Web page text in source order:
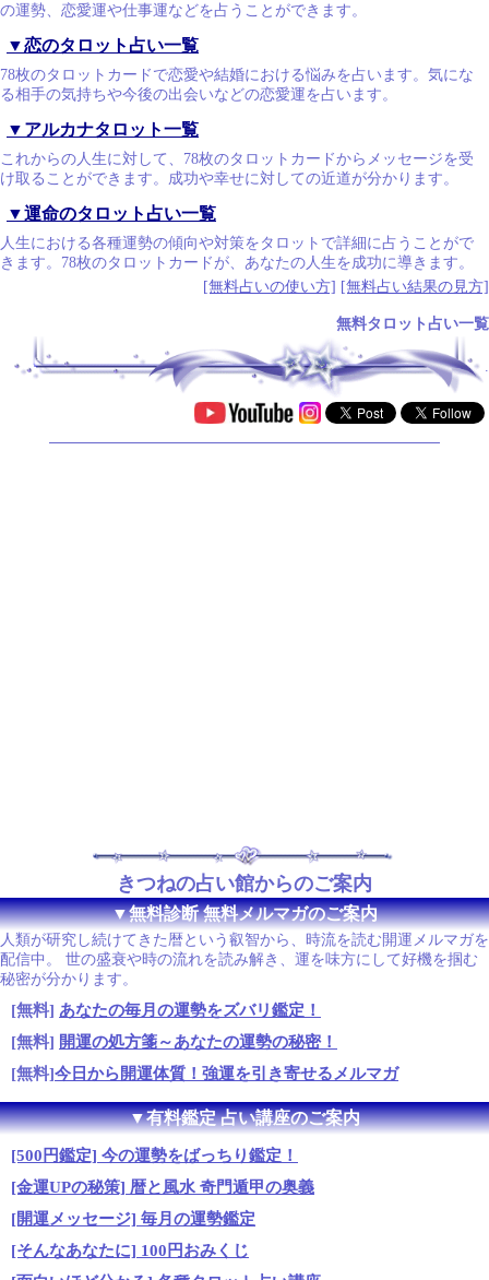
の運勢、恋愛運や仕事運などを占うことができます。
▼恋のタロット占い一覧
78枚のタロットカードで恋愛や結婚における悩みを占います。気にな
る相手の気持ちや今後の出会いなどの恋愛運を占います。
▼アルカナタロット一覧
これからの人生に対して、78枚のタロットカードからメッセージを受
け取ることができます。成功や幸せに対しての近道が分かります。
▼運命のタロット占い一覧
人生における各種運勢の傾向や対策をタロットで詳細に占うことがで
きます。78枚のタロットカードが、あなたの人生を成功に導きます。
[無料占いの使い方] [無料占い結果の見方]
無料タロット占い一覧
きつねの占い館からのご案内
▼無料診断 無料メルマガのご案内
人類が研究し続けてきた暦という叡智から、時流を読む開運メルマガを
配信中。 世の盛衰や時の流れを読み解き、運を味方にして好機を掴む
秘密が分かります。
[無料] あなたの毎月の運勢をズバリ鑑定！
[無料] 開運の処方箋～あなたの運勢の秘密！
[無料]今日から開運体質！強運を引き寄せるメルマガ
▼有料鑑定 占い講座のご案内
[500円鑑定] 今の運勢をばっちり鑑定！
[金運UPの秘策] 暦と風水 奇門遁甲の奥義
[開運メッセージ] 毎月の運勢鑑定
[そんなあなたに] 100円おみくじ